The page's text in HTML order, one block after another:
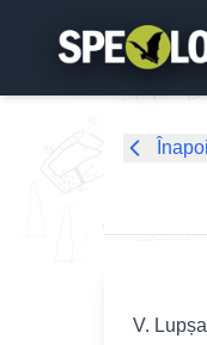
Înapoi
V.